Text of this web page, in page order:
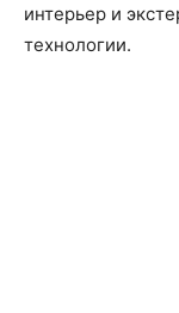
интерьер и
технологии.